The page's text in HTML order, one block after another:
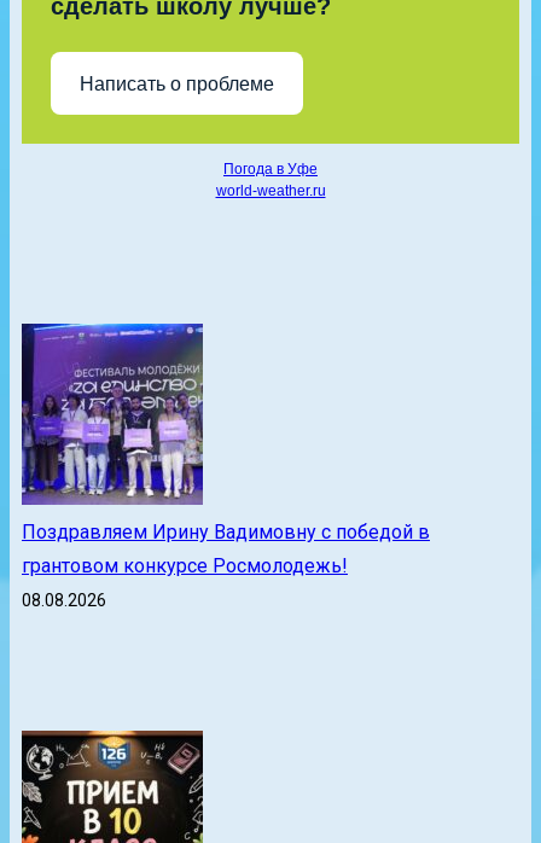
сделать школу лучше?
Написать о проблеме
Погода в Уфе
world-weather.ru
Поздравляем Ирину Вадимовну с победой в
грантовом конкурсе Росмолодежь!
08.08.2026